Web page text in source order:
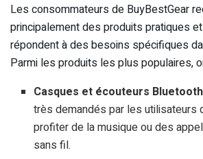
Les consommateurs de BuyBestGear
principalement des produits pratiques
répondent à des besoins spécifiques
Parmi les produits les plus populaires,
Casques et écouteurs Bluetooth
très demandés par les utilisateurs
profiter de la musique ou des
sans fil.